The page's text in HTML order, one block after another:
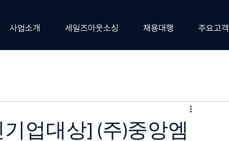
사업소개 세일즈아웃소싱 채용대행 주요고
업대상] (주)중앙엠